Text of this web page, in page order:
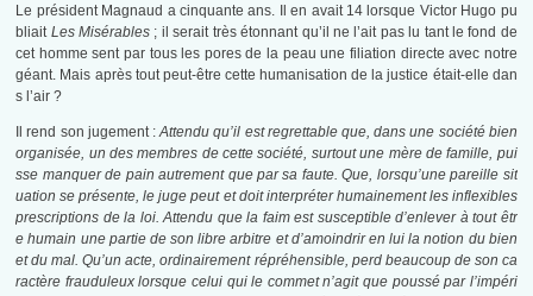
Le président Magnaud a cinquante ans. Il en avait 14 lorsque Victor Hugo pu
bliait Les Misérables ; il serait très étonnant qu’il ne l’ait pas lu tant le fond de
cet homme sent par tous les pores de la peau une filiation directe avec notre
géant. Mais après tout peut-être cette humanisation de la justice était-elle dan
s l’air ?
Il rend son jugement :Attendu qu’il est regrettable que, dans une société bien
organisée, un des membres de cette société, surtout une mère de famille, pui
sse manquer de pain autrement que par sa faute. Que, lorsqu’une pareille sit
uation se présente, le juge peut et doit interpréter humainement les inflexibles
prescriptions de la loi. Attendu que la faim est susceptible d’enlever à tout êtr
e humain une partie de son libre arbitre et d’amoindrir en lui la notion du bien
et du mal. Qu’un acte, ordinairement répréhensible, perd beaucoup de son ca
ractère frauduleux lorsque celui qui le commet n’agit que poussé par l’impéri